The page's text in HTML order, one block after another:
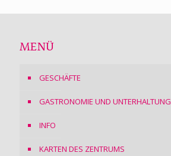
MENÜ
GESCHÄFTE
GASTRONOMIE UND UNTERHALTUNG
INFO
KARTEN DES ZENTRUMS